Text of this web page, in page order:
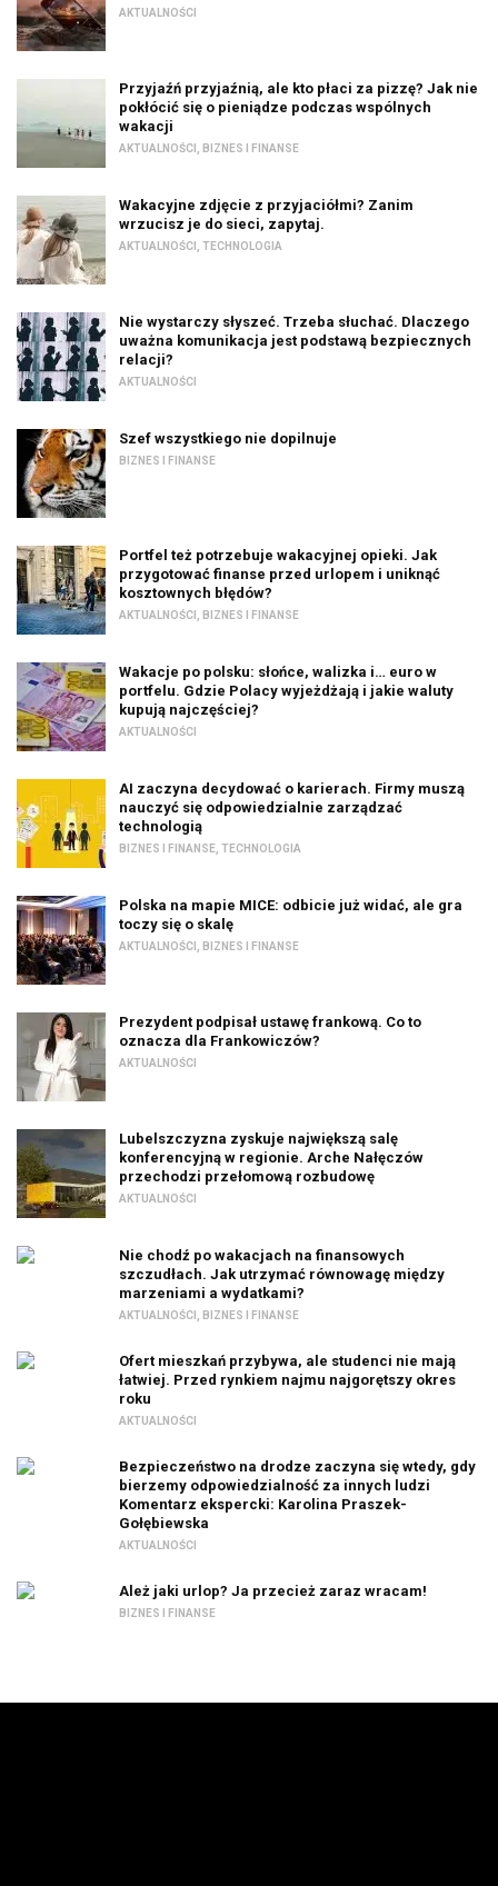
AKTUALNOŚCI
Przyjaźń przyjaźnią, ale kto płaci za pizzę? Jak nie
pokłócić się o pieniądze podczas wspólnych
wakacji
AKTUALNOŚCI BIZNES I FINANSE
Wakacyjne zdjęcie z przyjaciółmi? Zanim
wrzucisz je do sieci, zapytaj.
AKTUALNOŚCI TECHNOLOGIA
Nie wystarczy słyszeć. Trzeba słuchać. Dlaczego
uważna komunikacja jest podstawą bezpiecznych
relacji?
AKTUALNOŚCI
Szef wszystkiego nie dopilnuje
BIZNES I FINANSE
Portfel też potrzebuje wakacyjnej opieki. Jak
przygotować finanse przed urlopem i uniknąć
kosztownych błędów?
AKTUALNOŚCI BIZNES I FINANSE
Wakacje po polsku: słońce, walizka i… euro w
portfelu. Gdzie Polacy wyjeżdżają i jakie waluty
kupują najczęściej?
AKTUALNOŚCI
AI zaczyna decydować o karierach. Firmy muszą
nauczyć się odpowiedzialnie zarządzać
technologią
BIZNES I FINANSE TECHNOLOGIA
Polska na mapie MICE: odbicie już widać, ale gra
toczy się o skalę
AKTUALNOŚCI BIZNES I FINANSE
Prezydent podpisał ustawę frankową. Co to
oznacza dla Frankowiczów?
AKTUALNOŚCI
Lubelszczyzna zyskuje największą salę
konferencyjną w regionie. Arche Nałęczów
przechodzi przełomową rozbudowę
AKTUALNOŚCI
Nie chodź po wakacjach na finansowych
szczudłach. Jak utrzymać równowagę między
marzeniami a wydatkami?
AKTUALNOŚCI BIZNES I FINANSE
Ofert mieszkań przybywa, ale studenci nie mają
łatwiej. Przed rynkiem najmu najgorętszy okres
roku
AKTUALNOŚCI
Bezpieczeństwo na drodze zaczyna się wtedy, gdy
bierzemy odpowiedzialność za innych ludzi
Komentarz ekspercki: Karolina Praszek-
Gołębiewska
AKTUALNOŚCI
Ależ jaki urlop? Ja przecież zaraz wracam!
BIZNES I FINANSE